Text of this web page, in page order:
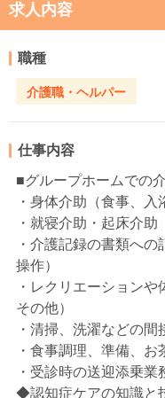
求人内容
職種
介護職・ヘルパー
仕事内容
■グループホームでの
・身体介助（食事、入
・就寝介助・起床介助
・介護記録の書類へ
操作）
・レクリエーション
その他）
・清掃、洗濯などの間
・食事調理、準備、お
・受診時の送迎添乗業
◆認知症ケアの知識と